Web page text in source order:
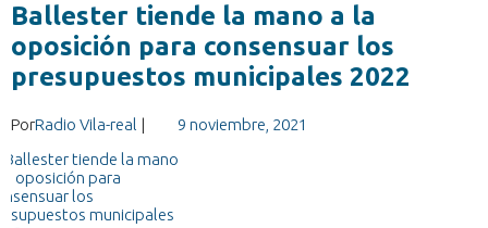
Ballester tiende la mano a la
oposición para consensuar los
presupuestos municipales 2022
PorRadio Vila-real | 9 noviembre, 2021